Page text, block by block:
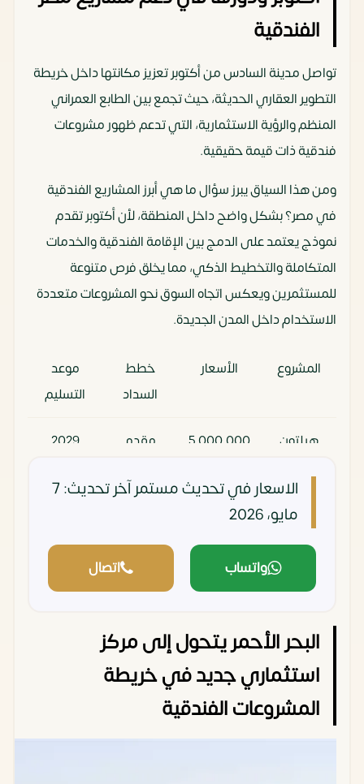
الفندقية
تواصل مدينة السادس من أكتوبر تعزيز مكانتها داخل خريطة
التطوير العقاري الحديثة، حيث تجمع بين الطابع العمراني
المنظم والرؤية الاستثمارية، التي تدعم ظهور مشروعات
فندقية ذات قيمة حقيقية.
ومن هذا السياق يبرز سؤال ما هي أبرز المشاريع الفندقية
في مصر؟ بشكل واضح داخل المنطقة، لأن أكتوبر تقدم
نموذج يعتمد على الدمج بين الإقامة الفندقية والخدمات
المتكاملة والتخطيط الذكي، مما يخلق فرص متنوعة
للمستثمرين ويعكس اتجاه السوق نحو المشروعات متعددة
الاستخدام داخل المدن الجديدة.
المشروع الأسعار
خطط
السداد
موعد
التسليم
هيلتون
سيفن
ريزيدنس
أكتوبر
5٬000٬000
مقدم
وتقسيط
سنة
2029
مشروع Le
De
Zayed
3٬000٬000
مقدم 5%
على 10
سنوات
2028
فندق
ترايمف
11,000,000
جنيه
10%
الاسعار في تحديث مستمر
آخر تحديث: 7
مايو، 2026
واتساب اتصال
البحر الأحمر يتحول إلى مركز
استثماري جديد في خريطة
المشروعات الفندقية